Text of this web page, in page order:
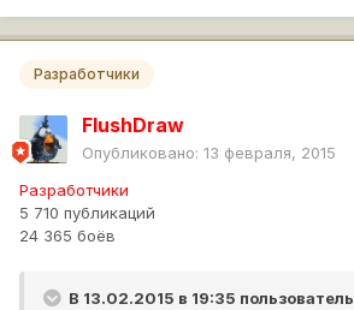
Разработчики
FlushDraw
Опубликовано: 13 февраля, 2015
Разработчики
5 710 публикаций
24 365 боёв
В 13.02.2015 в 19:35 пользователь